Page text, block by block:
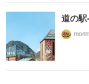
道の